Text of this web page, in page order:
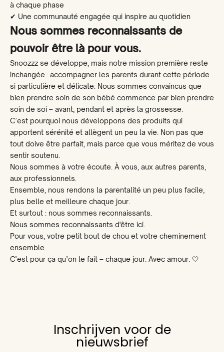
à chaque phase
✔ Une communauté engagée qui inspire au quotidien
Nous sommes reconnaissants de
pouvoir être là pour vous.
Snoozzz se développe, mais notre mission première reste
inchangée : accompagner les parents durant cette période
si particulière et délicate. Nous sommes convaincus que
bien prendre soin de son bébé commence par bien prendre
soin de soi – avant, pendant et après la grossesse.
C’est pourquoi nous développons des produits qui
apportent sérénité et allègent un peu la vie. Non pas que
tout doive être parfait, mais parce que vous méritez de vous
sentir soutenu.
Nous sommes à votre écoute. À vous, aux autres parents,
aux professionnels.
Ensemble, nous rendons la parentalité un peu plus facile,
plus belle et meilleure chaque jour.
Et surtout : nous sommes reconnaissants.
Nous sommes reconnaissants d'être ici.
Pour vous, votre petit bout de chou et votre cheminement
ensemble.
C’est pour ça qu’on le fait – chaque jour. Avec amour. 🤍
Inschrijven voor de
nieuwsbrief